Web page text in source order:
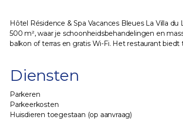
Hôtel Résidence & Spa Vacances Bleues La Villa
500 m², waar je schoonheidsbehandelingen en
balkon of terras en gratis Wi-Fi. Het restaurant
Diensten
Parkeren
Parkeerkosten
Huisdieren toegestaan (op aanvraag)